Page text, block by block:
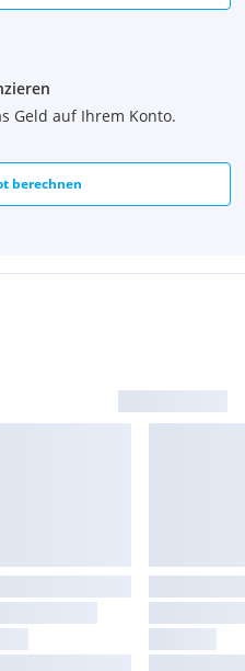
Geld auf Ihrem Konto.
berechnen